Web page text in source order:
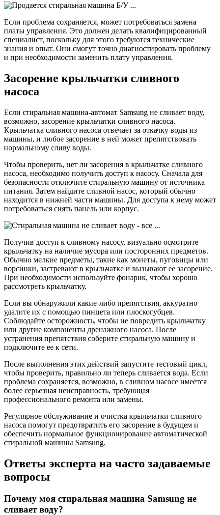
Если проблема сохраняется, может потребоваться замена
платы управления. Это должен делать квалифицированный
специалист, поскольку для этого требуются технические
знания и опыт. Они смогут точно диагностировать проблему
и при необходимости заменить плату управления.
Засорение крыльчатки сливного
насоса
Если стиральная машина-автомат Samsung не сливает воду,
возможно, засорение крыльчатки сливного насоса.
Крыльчатка сливного насоса отвечает за откачку воды из
машины, и любое засорение в ней может препятствовать
нормальному сливу воды.
Чтобы проверить, нет ли засорения в крыльчатке сливного
насоса, необходимо получить доступ к насосу. Сначала для
безопасности отключите стиральную машину от источника
питания. Затем найдите сливной насос, который обычно
находится в нижней части машины. Для доступа к нему может
потребоваться снять панель или корпус.
Получив доступ к сливному насосу, визуально осмотрите
крыльчатку на наличие мусора или посторонних предметов.
Обычно мелкие предметы, такие как монеты, пуговицы или
ворсинки, застревают в крыльчатке и вызывают ее засорение.
При необходимости используйте фонарик, чтобы хорошо
рассмотреть крыльчатку.
Если вы обнаружили какие-либо препятствия, аккуратно
удалите их с помощью пинцета или плоскогубцев.
Соблюдайте осторожность, чтобы не повредить крыльчатку
или другие компоненты дренажного насоса. После
устранения препятствия соберите стиральную машину и
подключите ее к сети.
После выполнения этих действий запустите тестовый цикл,
чтобы проверить, правильно ли теперь сливается вода. Если
проблема сохраняется, возможно, в сливном насосе имеется
более серьезная неисправность, требующая
профессионального ремонта или замены.
Регулярное обслуживание и очистка крыльчатки сливного
насоса помогут предотвратить его засорение в будущем и
обеспечить нормальное функционирование автоматической
стиральной машины Samsung.
Ответы эксперта на часто задаваемые
вопросы
Почему моя стиральная машина Samsung не
сливает воду?